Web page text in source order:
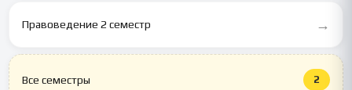
Правоведение 2 семестр →
Все семестры 2